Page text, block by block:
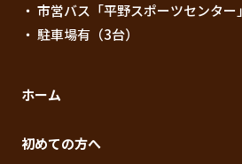
・ 市営バス「平野スポーツセンタ
・ 駐車場有（3台）
ホーム
初めての方へ